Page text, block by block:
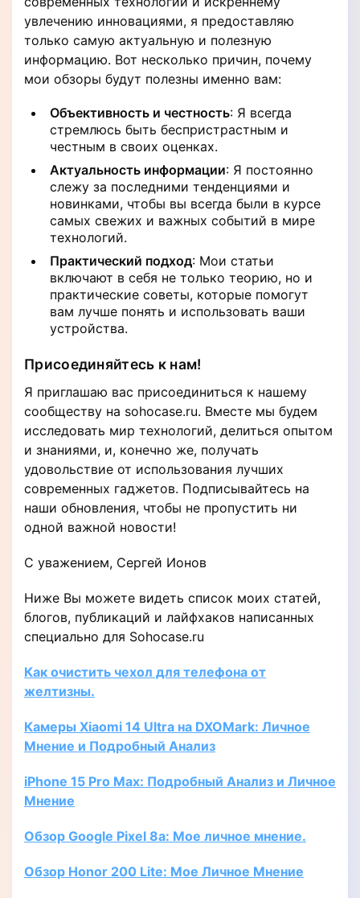
увлечению инновациями, я предоставляю
только самую актуальную и полезную
информацию. Вот несколько причин, почему
мои обзоры будут полезны именно вам:
Объективность и честность: Я всегда
стремлюсь быть беспристрастным и
честным в своих оценках.
Актуальность информации: Я постоянно
слежу за последними тенденциями и
новинками, чтобы вы всегда были в курсе
самых свежих и важных событий в мире
технологий.
Практический подход: Мои статьи
включают в себя не только теорию, но и
практические советы, которые помогут
вам лучше понять и использовать ваши
устройства.
Присоединяйтесь к нам!
Я приглашаю вас присоединиться к нашему
сообществу на sohocase.ru. Вместе мы будем
исследовать мир технологий, делиться опытом
и знаниями, и, конечно же, получать
удовольствие от использования лучших
современных гаджетов. Подписывайтесь на
наши обновления, чтобы не пропустить ни
одной важной новости!
С уважением, Сергей Ионов
Ниже Вы можете видеть список моих статей,
блогов, публикаций и лайфхаков написанных
специально для Sohocase.ru
Как очистить чехол для телефона от
желтизны.
Камеры Xiaomi 14 Ultra на DXOMark: Личное
Мнение и Подробный Анализ
iPhone 15 Pro Max: Подробный Анализ и Личное
Мнение
Обзор Google Pixel 8a: Мое личное мнение.
Обзор Honor 200 Lite: Мое Личное Мнение